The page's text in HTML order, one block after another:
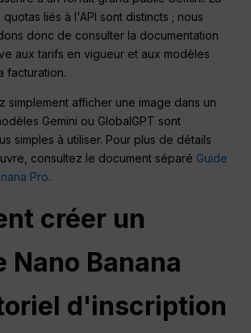
liés à l'API sont distincts ; nous
donc de consulter la documentation
aux tarifs en vigueur et aux modèles
facturation.
simplement afficher une image dans un
Gemini ou GlobalGPT sont
simples à utiliser. Pour plus de détails
consultez le document séparé Guide
Pro.
créer un
Nano Banana
d'inscription